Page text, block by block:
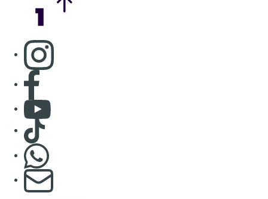
Consulter page Instagram
Consulter page Facebook
Consulter Youtube
Consulter TikTok
S'abonner à notre newsletter